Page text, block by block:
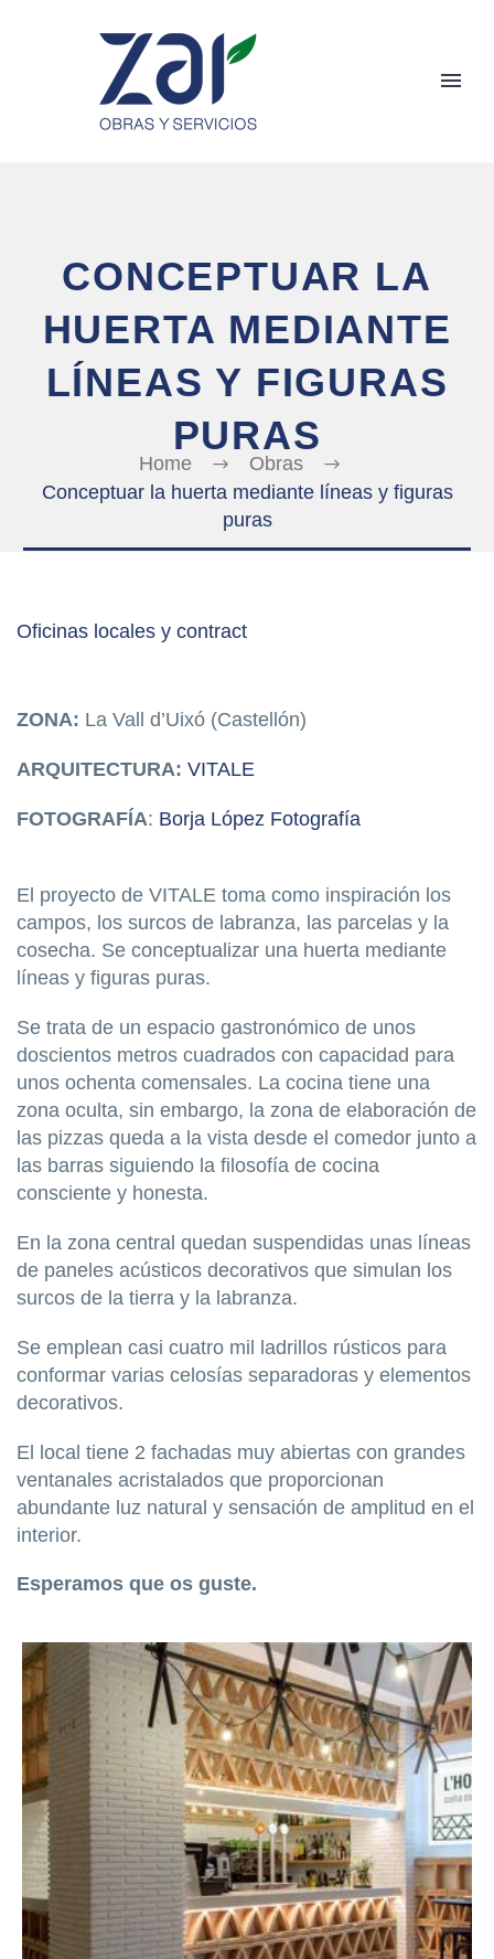
CONCEPTUAR LA
HUERTA MEDIANTE
LÍNEAS Y FIGURAS
PURAS
Home
Obras
Conceptuar la huerta mediante líneas y figuras
puras
Oficinas locales y contract
ZONA: La Vall d’Uixó (Castellón)
ARQUITECTURA: VITALE
FOTOGRAFÍA: Borja López Fotografía
El proyecto de VITALE toma como inspiración los
campos, los surcos de labranza, las parcelas y la
cosecha. Se conceptualizar una huerta mediante
líneas y figuras puras.
Se trata de un espacio gastronómico de unos
doscientos metros cuadrados con capacidad para
unos ochenta comensales. La cocina tiene una
zona oculta, sin embargo, la zona de elaboración de
las pizzas queda a la vista desde el comedor junto a
las barras siguiendo la filosofía de cocina
consciente y honesta.
En la zona central quedan suspendidas unas líneas
de paneles acústicos decorativos que simulan los
surcos de la tierra y la labranza.
Se emplean casi cuatro mil ladrillos rústicos para
conformar varias celosías separadoras y elementos
decorativos.
El local tiene 2 fachadas muy abiertas con grandes
ventanales acristalados que proporcionan
abundante luz natural y sensación de amplitud en el
interior.
Esperamos que os guste.